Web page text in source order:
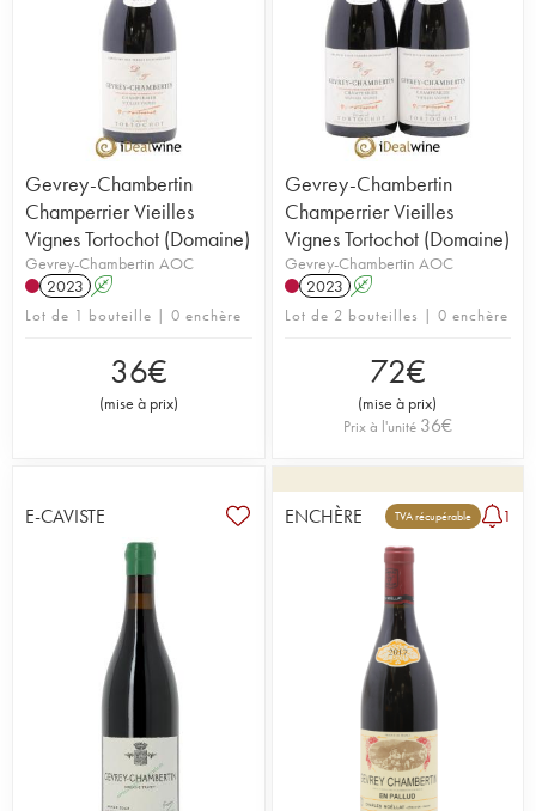
Gevrey-Chambertin
Champerrier Vieilles
Vignes Tortochot (Domaine)
Gevrey-Chambertin AOC
2023 A
Lot de 1 bouteille | 0 enchère
36€
(mise à prix)
Gevrey-Chambertin
Champerrier Vieilles
Vignes Tortochot (Domaine)
Gevrey-Chambertin AOC
2023 A
Lot de 2 bouteilles | 0 enchère
72€
(mise à prix)
Prix à l'unité 36€
E-CAVISTE ENCHÈRE TVA récupérable 1